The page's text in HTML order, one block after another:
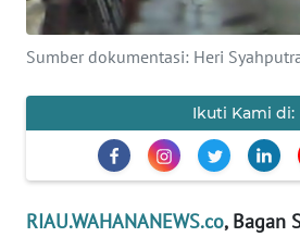
Sumber dokumentasi: Heri
Ikuti Kami di:
RIAU.WAHANANEWS.co, Bagan
KONTAK
KAMI
INFO